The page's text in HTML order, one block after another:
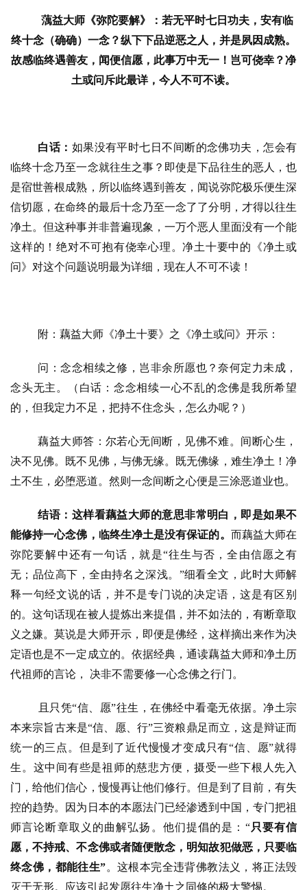
八
点
僧
高
僧
访
心
乐
菩
专
题
公
益
蕅益大师《弥陀要解》：若无平时七日功夫，安有临
终十念（确确）一念？纵下下品逆恶之人，并是夙因成熟。
故感临终遇善友，闻便信愿，此事万中无一！岂可侥幸？净
土或问斥此最详，今人不可不读。
白话： 如果没有平时七日不间断的念佛功夫，怎会有
临终十念乃至一念就往生之事？即使是下品往生的恶人，也
是宿世善根成熟，所以临终遇到善友，闻说弥陀极乐便生深
信切愿，在命终的最后十念乃至一念了了分明，才得以往生
净土。但这种事并非普遍现象，一万个恶人里面没有一个能
这样的！绝对不可抱有侥幸心理。净土十要中的《净土或
问》对这个问题说明最为详细，现在人不可不读！
附：藕益大师《净土十要》之《净土或问》开示：
问：念念相续之修，岂非余所愿也？奈何定力未成，
念头无主。
（白话：念念相续一心不乱的念佛是我所希望
的，但我定力不足，把持不住念头，怎么办呢？）
藕益大师答：尔若心无间断，见佛不难。间断心生，
决不见佛。既不见佛，与佛无缘。既无佛缘，难生净土！净
土不生，必堕恶道。然则一念间断之心便是三涂恶道业也。
结语：这样看藕益大师的意思非常明白，即是如果不
能修持一心念佛，临终生净土是没有保证的。 而藕益大师在
弥陀要解中还有一句话，就是“往生与否，全由信愿之有
无；品位高下，全由持名之深浅。”细看全文，此时大师解
释一句经文说的话，并不是专门说的决定语，这是有区别
的。这句话现在被人提炼出来提倡，并不如法的，有断章取
义之嫌。莫说是大师开示，即便是佛经，这样摘出来作为决
定语也是不一定成立的。依据经典，通读藕益大师和净土历
代祖师的言论， 决非不需要修一心念佛之行门。
且只凭“信、愿”往生，在佛经中看毫无依据。净土宗
本来宗旨古来是“信、愿、行”三资粮鼎足而立，这是辩证而
统一的三点。但是到了近代慢慢才变成只有“信、愿”就得
生。这中间有些是祖师的慈悲方便，摄受一些下根人先入
门，给他们信心，慢慢再让他们修行。但是到了目前，有失
控的趋势。因为日本的本愿法门已经渗透到中国，专门把祖
师言论断章取义的曲解弘扬。他们提倡的是：“只要有信
愿，不持戒、不念佛或者随便散念，明知故犯做恶，只要临
终念佛，都能往生”。这根本完全违背佛教法义，将正法毁
灭于无形。应该引起发愿往生净土之同修的极大警惕。